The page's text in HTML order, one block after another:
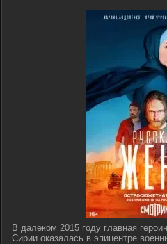
В далеком 2015 году главная
Сирии оказалась в эпицентре